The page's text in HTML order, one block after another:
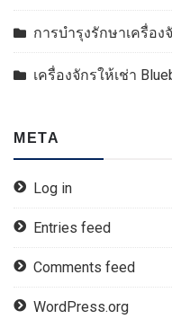
การบำรุงรักษาเครื่อง
เครื่องจักรให้เช่า
META
Log in
Entries feed
Comments feed
WordPress.org